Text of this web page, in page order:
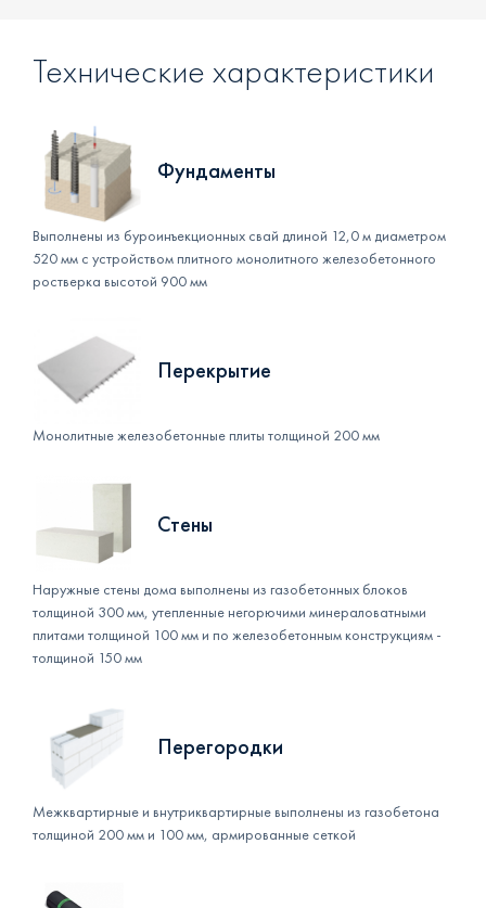
Технические характеристики
Фундаменты
Выполнены из буроинъекционных свай длиной 12,0 м диаметром
520 мм с устройством плитного монолитного железобетонного
ростверка высотой 900 мм
Перекрытие
Монолитные железобетонные плиты толщиной 200 мм
Стены
Наружные стены дома выполнены из газобетонных блоков
толщиной 300 мм, утепленные негорючими минераловатными
плитами толщиной 100 мм и по железобетонным конструкциям -
толщиной 150 мм
Перегородки
Межквартирные и внутриквартирные выполнены из газобетона
толщиной 200 мм и 100 мм, армированные сеткой